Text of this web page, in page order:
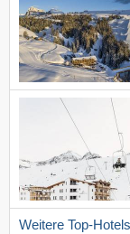
Weitere Top-Hotels